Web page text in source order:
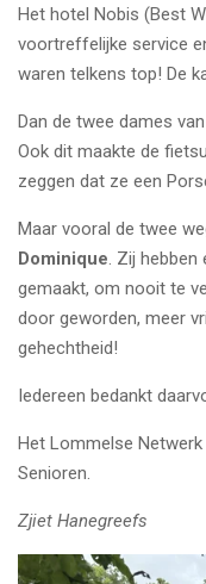
Het hotel Nobis (Best
voortreffelijke service
waren telkens top! De
Dan de twee dames
Ook dit maakte de
zeggen dat ze een
Maar vooral de twee
Dominique. Zij hebben
gemaakt, om nooit te
door geworden, meer
gehechtheid!
Iedereen bedankt
Het Lommelse Netwerk
Senioren.
Zjiet Hanegreefs